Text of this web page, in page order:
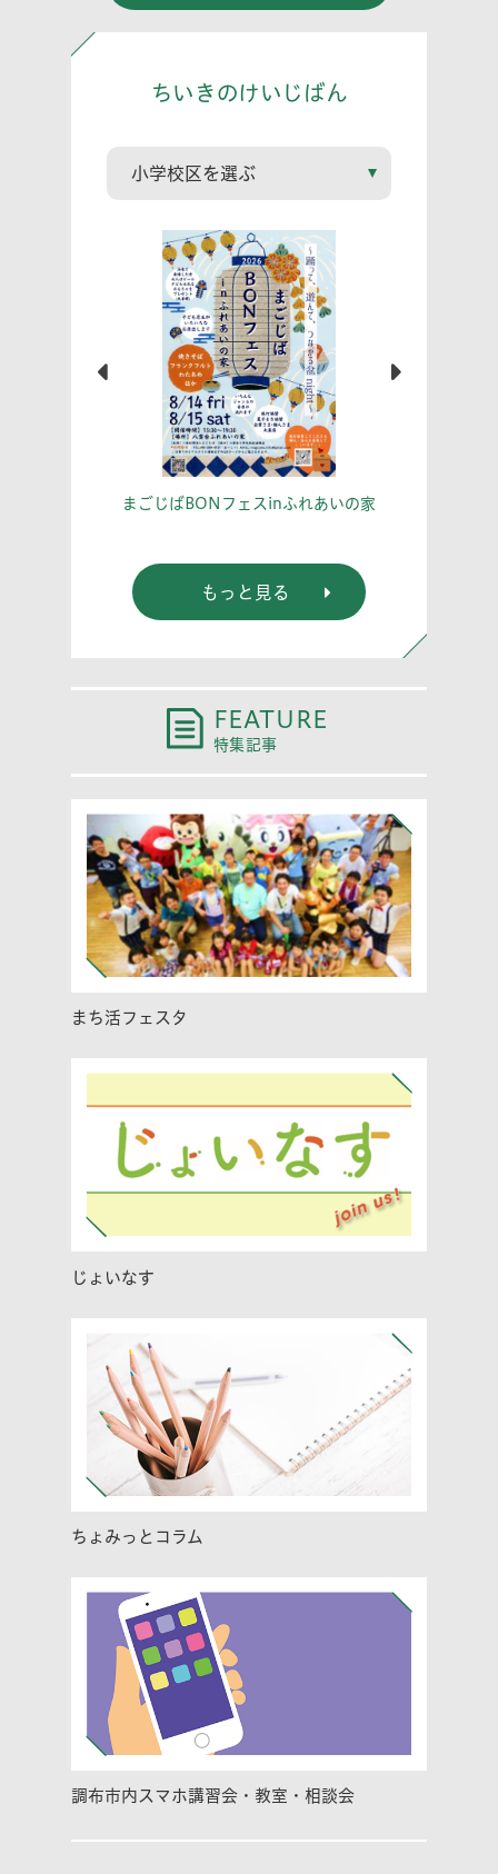
ちいきのけいじばん
まごじばBONフェスinふれあいの家
もっと見る
FEATURE
特集記事
まち活フェスタ
じょいなす
ちょみっとコラム
調布市内スマホ講習会・教室・相談会